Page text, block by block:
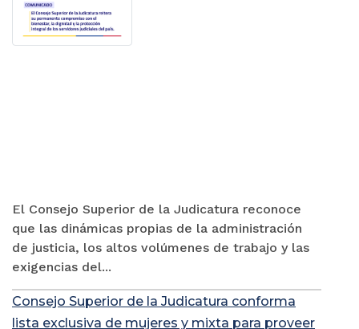
El Consejo Superior de la Judicatura reconoce
que las dinámicas propias de la administración
de justicia, los altos volúmenes de trabajo y las
exigencias del...
Consejo Superior de la Judicatura conforma
lista exclusiva de mujeres y mixta para proveer